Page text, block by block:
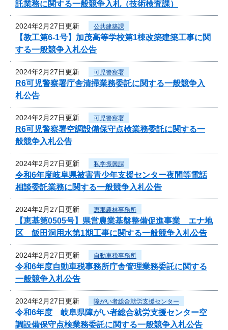
託業務に関する一般競争入札（技術検査課）
2024年2月27日更新 公共建築課
【教工第6-1号】加茂高等学校第1棟改築建築工事に関
する一般競争入札公告
2024年2月27日更新 可児警察署
R6可児警察署庁舎清掃業務委託に関する一般競争入
札公告
2024年2月27日更新 可児警察署
R6可児警察署空調設備保守点検業務委託に関する一
般競争入札公告
2024年2月27日更新 私学振興課
令和6年度岐阜県被害青少年支援センター夜間等電話
相談委託業務に関する一般競争入札公告
2024年2月27日更新 恵那農林事務所
【恵基第0505号】県営農業基盤整備促進事業 エナ地
区 飯田洞用水第1期工事に関する一般競争入札公告
2024年2月27日更新 自動車税事務所
令和6年度自動車税事務所庁舎管理業務委託に関する
一般競争入札公告
2024年2月27日更新 障がい者総合就労支援センター
令和6年度 岐阜県障がい者総合就労支援センター空
調設備保守点検業務委託に関する一般競争入札公告